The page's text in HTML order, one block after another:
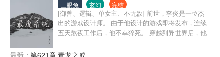
三眼兔 玄幻 完结
[御兽、逻辑、单女主、不无敌] 前世，李炎是一位杰
出的游戏设计师。 由于他设计的游戏即将发布，连续
五天熬夜工作后，他不幸猝死。 穿越到异世界后，他
个废物。 同时，他觉醒了一个系统，但这个系统是有
最新： 第621章 青龙之威